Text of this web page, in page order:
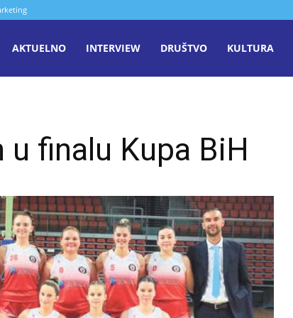
AKTUELNO INTERVIEW DRUŠTVO KULTURA
finalu Kupa BiH